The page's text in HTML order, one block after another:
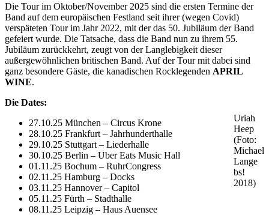
Die Tour im Oktober/November 2025 sind die ersten Termine der
Band auf dem europäischen Festland seit ihrer (wegen Covid)
verspäteten Tour im Jahr 2022, mit der das 50. Jubiläum der Band
gefeiert wurde. Die Tatsache, dass die Band nun zu ihrem 55.
Jubiläum zurückkehrt, zeugt von der Langlebigkeit dieser
außergewöhnlichen britischen Band. Auf der Tour mit dabei sind
ganz besondere Gäste, die kanadischen Rocklegenden APRIL
WINE.
Uriah
Heep
(Foto:
Michael
Lange
bs!
2018)
Die Dates:
27.10.25 München – Circus Krone
28.10.25 Frankfurt – Jahrhunderthalle
29.10.25 Stuttgart – Liederhalle
30.10.25 Berlin – Uber Eats Music Hall
01.11.25 Bochum – RuhrCongress
02.11.25 Hamburg – Docks
03.11.25 Hannover – Capitol
05.11.25 Fürth – Stadthalle
08.11.25 Leipzig – Haus Auensee